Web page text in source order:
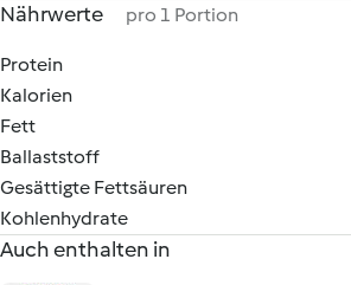
Nährwerte pro 1 Portion
Protein
Kalorien
Fett
Ballaststoff
Gesättigte Fettsäuren
Kohlenhydrate
Auch enthalten in